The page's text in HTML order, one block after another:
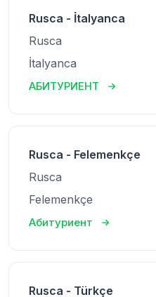
Rusca - İtalyanca
Rusca
İtalyanca
АБИТУРИЕНТ
Rusca - Felemenkçe
Rusca
Felemenkçe
Абитуриент
Rusca - Türkçe